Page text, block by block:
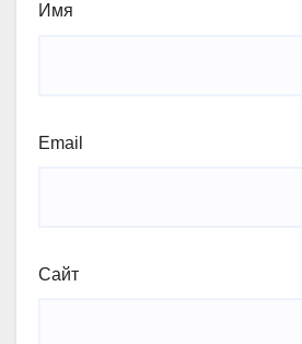
Имя
Email
Сайт